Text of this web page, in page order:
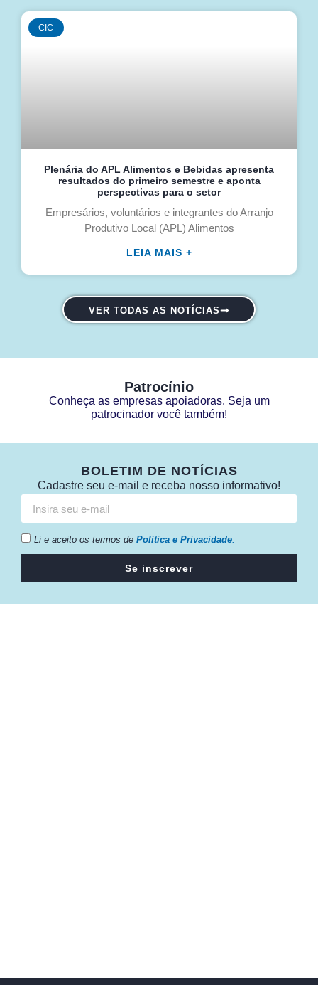
CIC
Plenária do APL Alimentos e Bebidas apresenta
resultados do primeiro semestre e aponta
perspectivas para o setor
Empresários, voluntários e integrantes do Arranjo
Produtivo Local (APL) Alimentos
LEIA MAIS +
VER TODAS AS NOTÍCIAS
Patrocínio
Conheça as empresas apoiadoras. Seja um
patrocinador você também!
BOLETIM DE NOTÍCIAS
Cadastre seu e-mail e receba nosso informativo!
Li e aceito os termos de Política e Privacidade.
Se inscrever